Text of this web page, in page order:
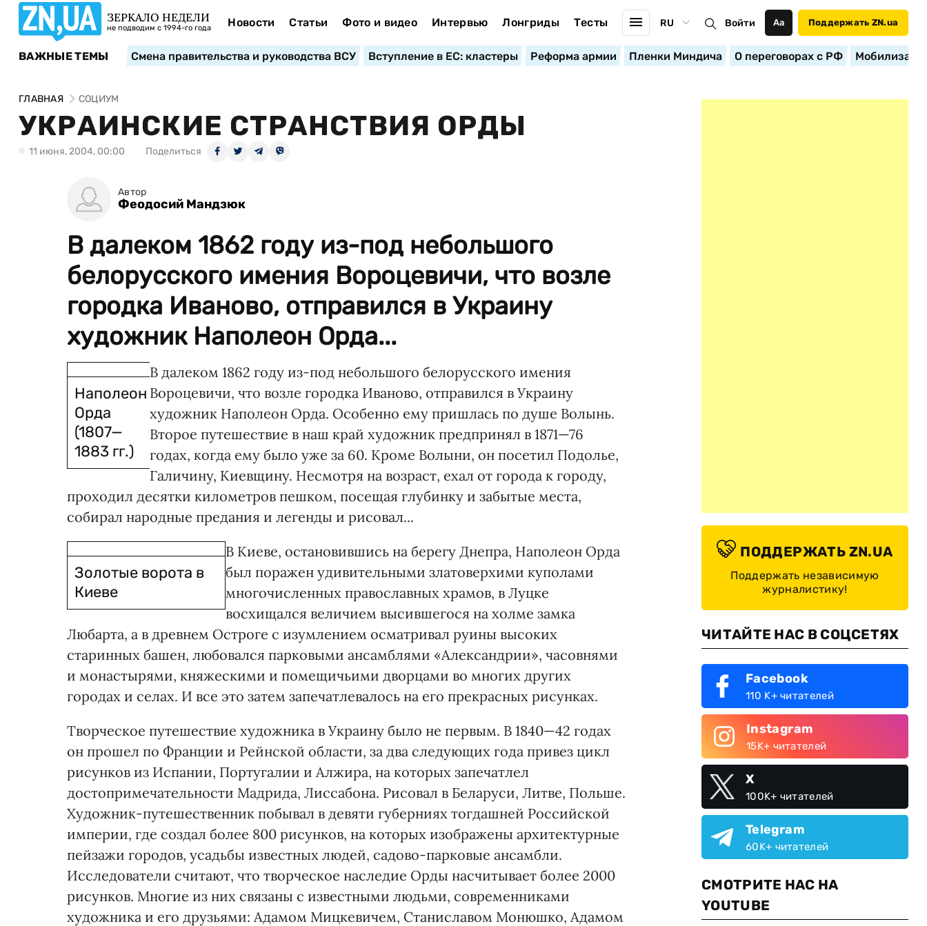
ЗЕРКАЛО НЕДЕЛИ
не подводим с 1994-го года Новости Статьи Фото и видео Интервью Лонгриды Тесты RU Войти Аа Поддержать ZN.ua
ВАЖНЫЕ ТЕМЫ Смена правительства и руководства ВСУ Вступление в ЕС: кластеры Реформа армии Пленки Миндича О переговорах с РФ
ГЛАВНАЯ СОЦИУМ
УКРАИНСКИЕ СТРАНСТВИЯ ОРДЫ
11 июня, 2004, 00:00 Поделиться
Автор
Феодосий Мандзюк
В далеком 1862 году из-под небольшого
белорусского имения Вороцевичи, что возле
городка Иваново, отправился в Украину
художник Наполеон Орда...
Наполеон
Орда
(1807—
1883 гг.)
В далеком 1862 году из-под небольшого белорусского имения
Вороцевичи, что возле городка Иваново, отправился в Украину
художник Наполеон Орда. Особенно ему пришлась по душе Волынь.
Второе путешествие в наш край художник предпринял в 1871—76
годах, когда ему было уже за 60. Кроме Волыни, он посетил Подолье,
Галичину, Киевщину. Несмотря на возраст, ехал от города к городу,
проходил десятки километров пешком, посещая глубинку и забытые места,
собирал народные предания и легенды и рисовал...
Золотые ворота в
Киеве
В Киеве, остановившись на берегу Днепра, Наполеон Орда
был поражен удивительными златоверхими куполами
многочисленных православных храмов, в Луцке
восхищался величием высившегося на холме замка
Любарта, а в древнем Остроге с изумлением осматривал руины высоких
старинных башен, любовался парковыми ансамблями «Александрии», часовнями
и монастырями, княжескими и помещичьими дворцами во многих других
городах и селах. И все это затем запечатлевалось на его прекрасных рисунках.
Творческое путешествие художника в Украину было не первым. В 1840—42 годах
он прошел по Франции и Рейнской области, за два следующих года привез цикл
рисунков из Испании, Португалии и Алжира, на которых запечатлел
достопримечательности Мадрида, Лиссабона. Рисовал в Беларуси, Литве, Польше.
Художник-путешественник побывал в девяти губерниях тогдашней Российской
империи, где создал более 800 рисунков, на которых изображены архитектурные
пейзажи городов, усадьбы известных людей, садово-парковые ансамбли.
Исследователи считают, что творческое наследие Орды насчитывает более 2000
рисунков. Многие из них связаны с известными людьми, современниками
художника и его друзьями: Адамом Мицкевичем, Станиславом Монюшко, Адамом
ПОДДЕРЖАТЬ ZN.UA
Поддержать независимую
журналистику!
ЧИТАЙТЕ НАС В СОЦСЕТЯХ
Facebook
110 K+ читателей
Instagram
15K+ читателей
X
100K+ читателей
Telegram
60K+ читателей
СМОТРИТЕ НАС НА
YOUTUBE